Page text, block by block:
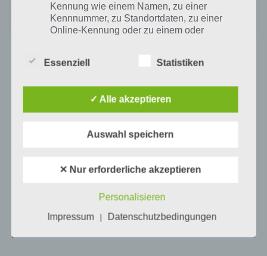
Pet Rescue Saga
Preis:Kostenlos+
WEITERLESEN: 1 2 3
Auf WhatsApp teilen Teilen auf Facebook
Tweet auf Twitter
Mehr Artikel hier auf Touchportal
Kennung wie einem Namen, zu einer
Kennnummer, zu Standortdaten, zu einer
Online-Kennung oder zu einem oder
genetischen, psychischen, wirtschaftlichen,
natürlichen Person sind, identifiziert werden
Betroffene Person ist jede identifizierte oder
personenbezogene Daten von dem für die
werden.
Essenziell Statistiken
✓ Alle akzeptieren
Auswahl speichern
✕ Nur erforderliche akzeptieren
Personalisieren
Impressum
| Datenschutzbedingungen